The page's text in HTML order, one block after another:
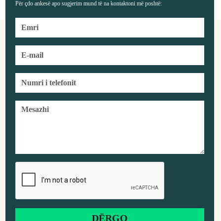
Për çdo ankesë apo sugjerim mund të na kontaktoni më poshtë: